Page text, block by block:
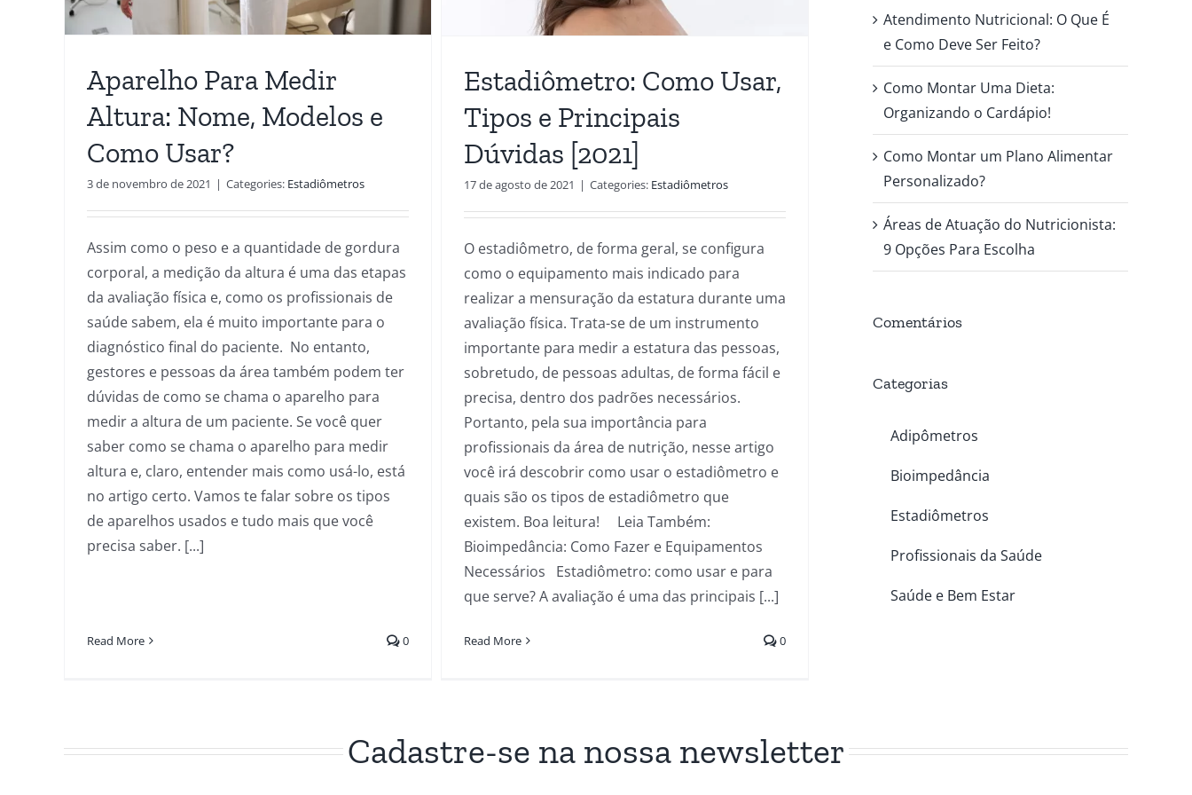
Aparelho Para Medir
Altura: Nome, Modelos e
Como Usar?
3 de novembro de 2021 | Categories: Estadiômetros
Assim como o peso e a quantidade de gordura
corporal, a medição da altura é uma das etapas
da avaliação física e, como os profissionais de
saúde sabem, ela é muito importante para o
diagnóstico final do paciente. No entanto,
gestores e pessoas da área também podem ter
dúvidas de como se chama o aparelho para
medir a altura de um paciente. Se você quer
saber como se chama o aparelho para medir
altura e, claro, entender mais como usá-lo, está
no artigo certo. Vamos te falar sobre os tipos
de aparelhos usados e tudo mais que você
precisa saber. [...]
Read More 0
Estadiômetro: Como Usar,
Tipos e Principais
Dúvidas [2021]
17 de agosto de 2021 | Categories: Estadiômetros
O estadiômetro, de forma geral, se configura
como o equipamento mais indicado para
realizar a mensuração da estatura durante uma
avaliação física. Trata-se de um instrumento
importante para medir a estatura das pessoas,
sobretudo, de pessoas adultas, de forma fácil e
precisa, dentro dos padrões necessários.
Portanto, pela sua importância para
profissionais da área de nutrição, nesse artigo
você irá descobrir como usar o estadiômetro e
quais são os tipos de estadiômetro que
existem. Boa leitura! Leia Também:
Bioimpedância: Como Fazer e Equipamentos
Necessários Estadiômetro: como usar e para
que serve? A avaliação é uma das principais [...]
Read More 0
Atendimento Nutricional: O Que É
e Como Deve Ser Feito?
Como Montar Uma Dieta:
Organizando o Cardápio!
Como Montar um Plano Alimentar
Personalizado?
Áreas de Atuação do Nutricionista:
9 Opções Para Escolha
Comentários
Categorias
Adipômetros
Bioimpedância
Estadiômetros
Profissionais da Saúde
Saúde e Bem Estar
Cadastre-se na nossa newsletter